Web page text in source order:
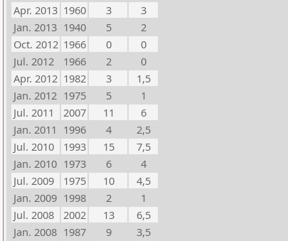
Apr. 2013 1960 3
3
Jan. 2013 1940 5
2
Oct. 2012 1966 0
0
Jul. 2012
1966 2
0
Apr. 2012 1982 3
1,5
Jan. 2012 1975 5
1
Jul. 2011
2007 11
6
Jan. 2011 1996 4
2,5
Jul. 2010
1993 15
7,5
Jan. 2010 1973 6
4
Jul. 2009
1975 10
4,5
Jan. 2009 1998 2
1
Jul. 2008
2002 13
6,5
Jan. 2008 1987 9
3,5